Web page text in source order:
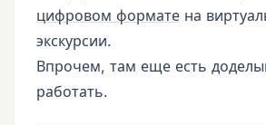
цифровом формате на
экскурсии.
Впрочем, там еще есть
работать.